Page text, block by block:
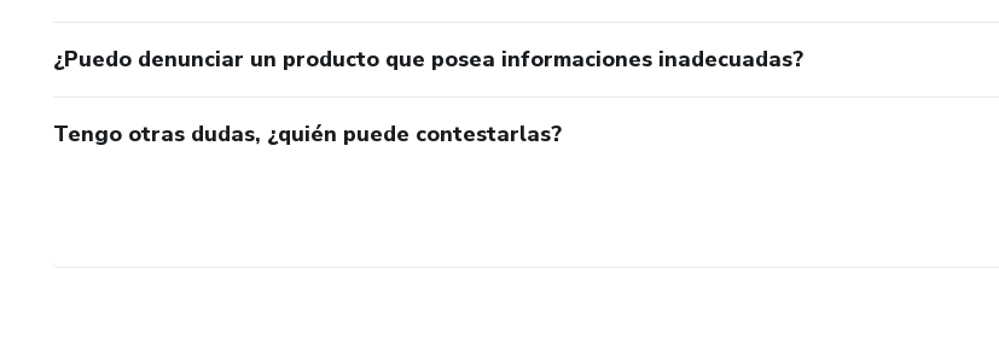
¿Puedo denunciar un producto que posea informaciones inadecuadas?
Tengo otras dudas, ¿quién puede contestarlas?